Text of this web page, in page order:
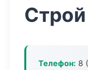
Телефон: 8